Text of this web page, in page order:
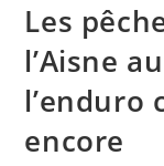
Les
l’Aisne
l’enduro
encore